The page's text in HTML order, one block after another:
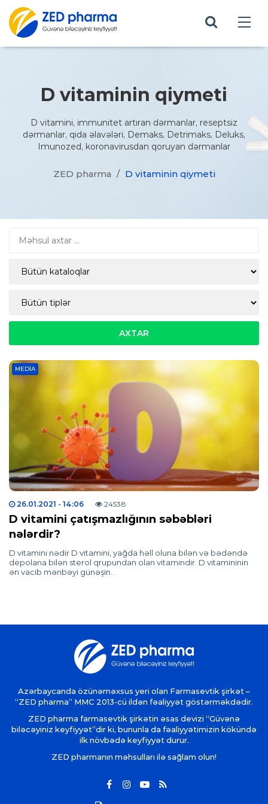
D vitaminin qiymeti
D vitamini, immunitet artıran dərmanlar, reseptsiz
dərmanlar, qida əlavələri, Demaks, Detrimaks, Deluks,
Imunozed, koronavirusdan qoruyan dərmanlar
ZED pharma / D vitaminin qiymeti
MEDIA
26.01.2021 - 14:06 24538
D vitamini çatışmazlığının səbəbləri
nələrdir?
D vitamini nədir D vitamini, yağda həll oluna bilən və bədəndə
depolana bilən sterol qrupundan olan vitamindir. D vitamininin
ən vacib mənbəyi günəşin…
Azərbaycanda özünəməxsus yeri olan Farmasevtik şirkət –
“ZED pharma” MMC 2013-cü ildən fəaliyyət göstərməkdədir.
ZED pharma farmasevtik şirkətin əsas devizi “Güvənə
biləcəyiniz keyfiyyət”dir ki, bununla da fəaliyyətimizin kökündə
ilk növbədə keyfiyyət durur.
ZED pharmanın məhsulları ilə sağlam olun!